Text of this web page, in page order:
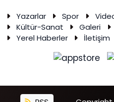
Yazarlar Spor
Kültür-Sanat
Galeri
Yerel Haberler
İletişim